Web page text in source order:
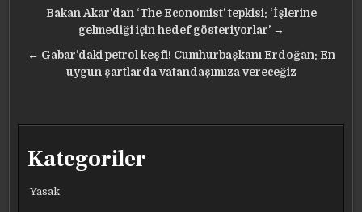
Yazı
gezinmesi
Bakan Akar’dan ‘The Economist’ tepkisi: ‘İşlerine
gelmediği için hedef gösteriyorlar’ →
← Gabar’daki petrol keşfi! Cumhurbaşkanı Erdoğan: En
uygun şartlarda vatandaşımıza vereceğiz
Kategoriler
Yasak